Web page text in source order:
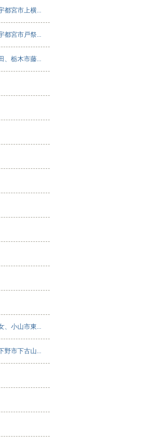
都宮市上横...
都宮市戸祭...
、栃木市藤...
、小山市東...
野市下古山...